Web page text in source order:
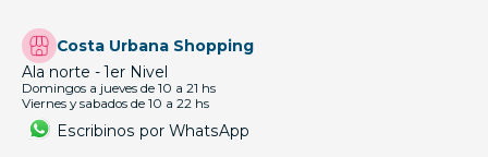
Costa Urbana Shopping
Ala norte - 1er Nivel
Domingos a jueves de 10 a 21 hs
Viernes y sabados de 10 a 22 hs
Escribinos por WhatsApp